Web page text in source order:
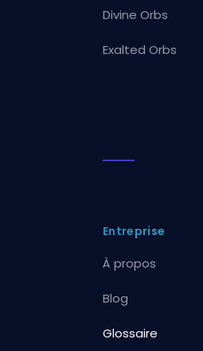
Divine Orbs
Exalted Orbs
Entreprise
À propos
Blog
Glossaire